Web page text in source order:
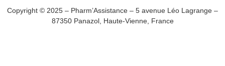
Copyright © 2025 – Pharm’Assistance – 5 avenue Léo Lagrange –
87350 Panazol, Haute-Vienne, France